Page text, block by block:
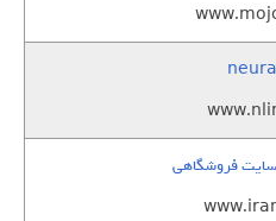
فروشگاهی